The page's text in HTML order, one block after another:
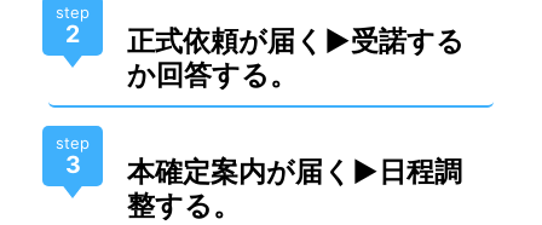
step
2
正式依頼が届く▶︎受諾する
か回答する。
step
3
本確定案内が届く▶︎日程調
整する。